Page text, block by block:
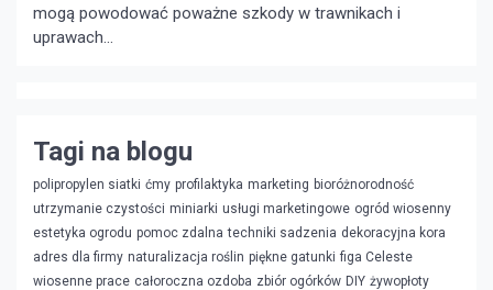
mogą powodować poważne szkody w trawnikach i
uprawach...
Tagi na blogu
polipropylen siatki ćmy profilaktyka marketing bioróżnorodność
utrzymanie czystości miniarki usługi marketingowe ogród wiosenny
estetyka ogrodu pomoc zdalna techniki sadzenia dekoracyjna kora
adres dla firmy naturalizacja roślin piękne gatunki figa Celeste
wiosenne prace całoroczna ozdoba zbiór ogórków DIY żywopłoty